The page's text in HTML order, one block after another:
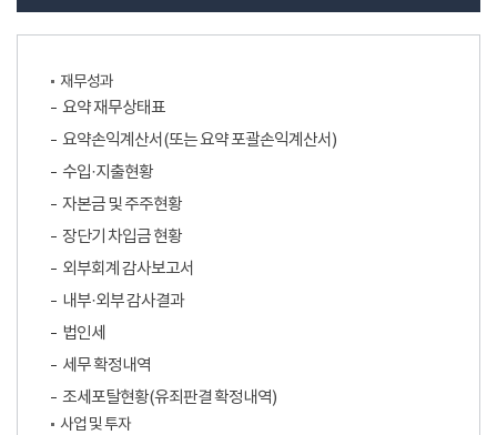
재무성과
요약 재무상태표
요약손익계산서(또는 요약 포괄손익계산서)
수입·지출현황
자본금 및 주주현황
장단기 차입금 현황
외부회계 감사보고서
내부·외부 감사결과
법인세
세무 확정내역
조세포탈현황(유죄판결 확정내역)
사업 및 투자